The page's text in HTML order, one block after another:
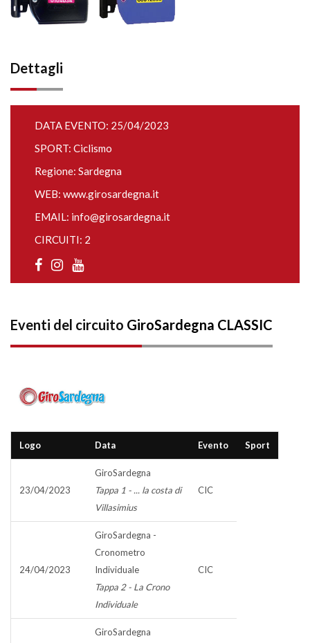
Dettagli
DATA EVENTO: 25/04/2023
SPORT: Ciclismo
Regione: Sardegna
WEB: www.girosardegna.it
EMAIL: info@girosardegna.it
CIRCUITI: 2
Eventi del circuito GiroSardegna CLASSIC
Logo Data Evento Sport
23/04/2023
GiroSardegna
Tappa 1 - ... la costa di
Villasimius
CIC
24/04/2023
GiroSardegna -
Cronometro
Individuale
Tappa 2 - La Crono
Individuale
CIC
GiroSardegna